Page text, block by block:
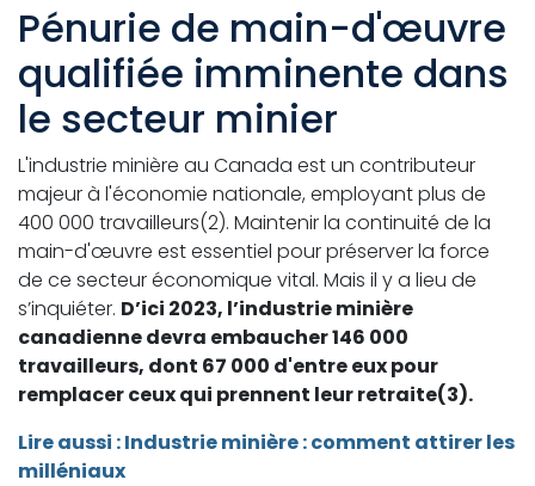
Pénurie de main-d'œuvre
qualifiée imminente dans
le secteur minier
L'industrie minière au Canada est un contributeur
majeur à l'économie nationale, employant plus de
400 000 travailleurs(2). Maintenir la continuité de la
main-d'œuvre est essentiel pour préserver la force
de ce secteur économique vital. Mais il y a lieu de
s’inquiéter. D’ici 2023, l’industrie minière
canadienne devra embaucher 146 000
travailleurs, dont 67 000 d'entre eux pour
remplacer ceux qui prennent leur retraite(3).
Lire aussi : Industrie minière : comment attirer les
milléniaux